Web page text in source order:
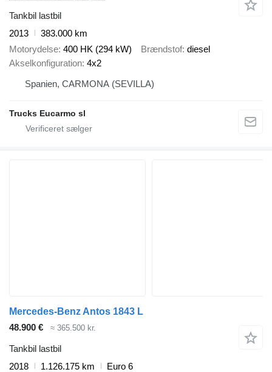
Tankbil lastbil
2013
383.000 km
Motorydelse 400 HK (294 kW) Brændstof diesel
Akselkonfiguration 4x2
Spanien, CARMONA (SEVILLA)
Trucks Eucarmo sl
Mercedes-Benz Antos 1843 L
48.900 €
≈ 365.500 kr.
Tankbil lastbil
2018
1.126.175 km
Euro 6